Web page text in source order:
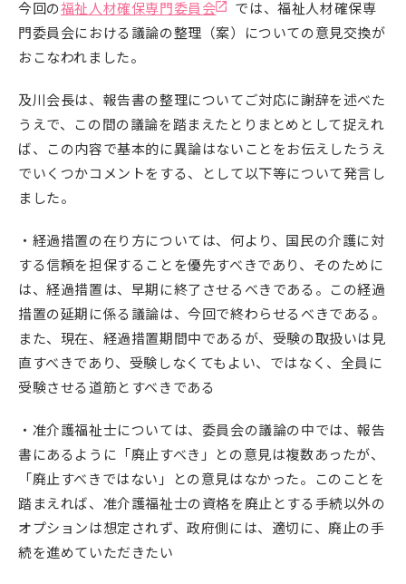
今回の福祉人材確保専門委員会
では、福祉人材確保専
門委員会における議論の整理（案）についての意見交換が
おこなわれました。
及川会長は、報告書の整理についてご対応に謝辞を述べた
うえで、この間の議論を踏まえたとりまとめとして捉えれ
ば、この内容で基本的に異論はないことをお伝えしたうえ
でいくつかコメントをする、として以下等について発言し
ました。
・経過措置の在り方については、何より、国民の介護に対
する信頼を担保することを優先すべきであり、そのために
は、経過措置は、早期に終了させるべきである。この経過
措置の延期に係る議論は、今回で終わらせるべきである。
また、現在、経過措置期間中であるが、受験の取扱いは見
直すべきであり、受験しなくてもよい、ではなく、全員に
受験させる道筋とすべきである
・准介護福祉士については、委員会の議論の中では、報告
書にあるように「廃止すべき」との意見は複数あったが、
「廃止すべきではない」との意見はなかった。このことを
踏まえれば、准介護福祉士の資格を廃止とする手続以外の
オプションは想定されず、政府側には、適切に、廃止の手
続を進めていただきたい